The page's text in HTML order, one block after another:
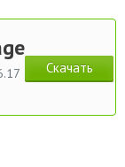
Скачать